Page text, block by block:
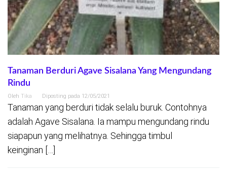
Tanaman Berduri Agave Sisalana Yang Mengundang
Rindu
Oleh Tika Diposting pada 12/05/2021
Tanaman yang berduri tidak selalu buruk. Contohnya
adalah Agave Sisalana. Ia mampu mengundang rindu
siapapun yang melihatnya. Sehingga timbul
keinginan […]